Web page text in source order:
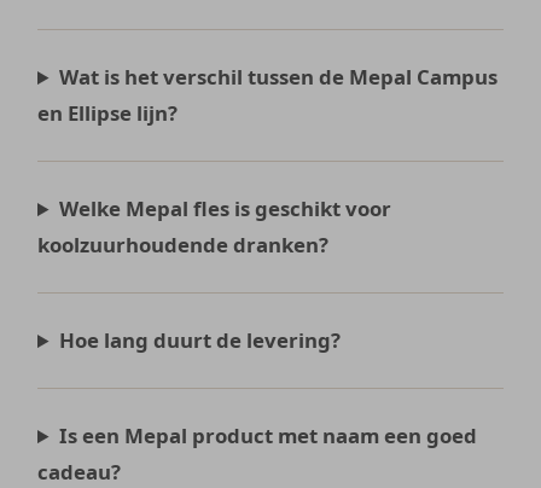
Wat is het verschil tussen de Mepal Campus
en Ellipse lijn?
Welke Mepal fles is geschikt voor
koolzuurhoudende dranken?
Hoe lang duurt de levering?
Is een Mepal product met naam een goed
cadeau?